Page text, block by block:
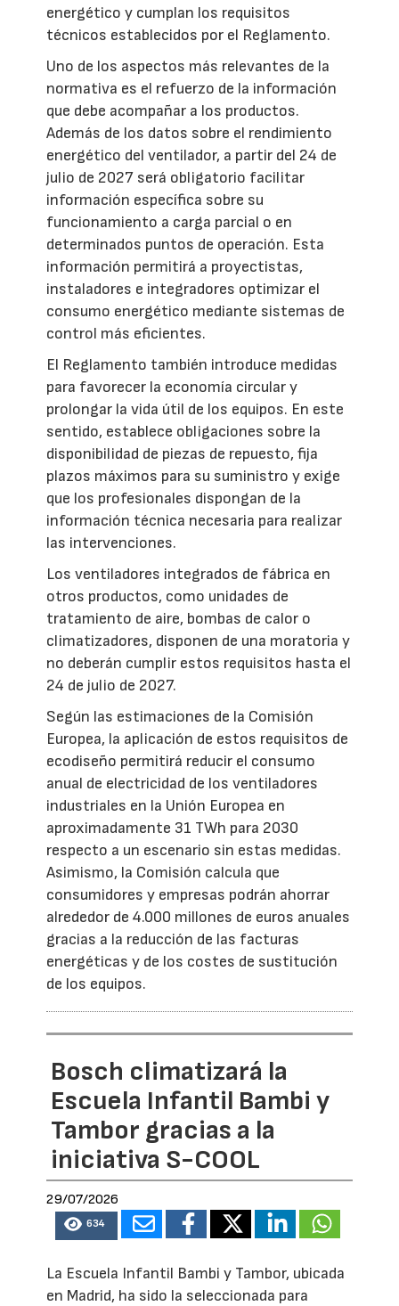
energético y cumplan los requisitos
técnicos establecidos por el Reglamento.
Uno de los aspectos más relevantes de la
normativa es el refuerzo de la información
que debe acompañar a los productos.
Además de los datos sobre el rendimiento
energético del ventilador, a partir del 24 de
julio de 2027 será obligatorio facilitar
información específica sobre su
funcionamiento a carga parcial o en
determinados puntos de operación. Esta
información permitirá a proyectistas,
instaladores e integradores optimizar el
consumo energético mediante sistemas de
control más eficientes.
El Reglamento también introduce medidas
para favorecer la economía circular y
prolongar la vida útil de los equipos. En este
sentido, establece obligaciones sobre la
disponibilidad de piezas de repuesto, fija
plazos máximos para su suministro y exige
que los profesionales dispongan de la
información técnica necesaria para realizar
las intervenciones.
Los ventiladores integrados de fábrica en
otros productos, como unidades de
tratamiento de aire, bombas de calor o
climatizadores, disponen de una moratoria y
no deberán cumplir estos requisitos hasta el
24 de julio de 2027.
Según las estimaciones de la Comisión
Europea, la aplicación de estos requisitos de
ecodiseño permitirá reducir el consumo
anual de electricidad de los ventiladores
industriales en la Unión Europea en
aproximadamente 31 TWh para 2030
respecto a un escenario sin estas medidas.
Asimismo, la Comisión calcula que
consumidores y empresas podrán ahorrar
alrededor de 4.000 millones de euros anuales
gracias a la reducción de las facturas
energéticas y de los costes de sustitución
de los equipos.
Bosch climatizará la
Escuela Infantil Bambi y
Tambor gracias a la
iniciativa S-COOL
29/07/2026
634
La Escuela Infantil Bambi y Tambor, ubicada
en Madrid, ha sido la seleccionada para